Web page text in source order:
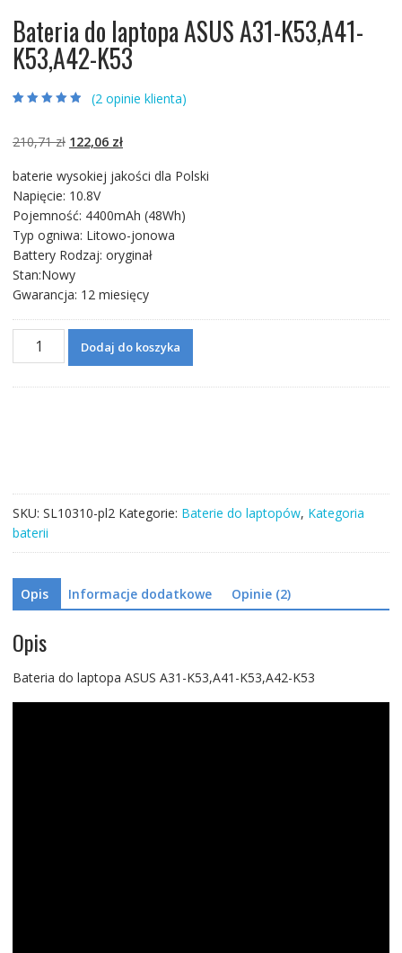
Bateria do laptopa ASUS A31-K53,A41-
K53,A42-K53
ocen klientów
(2opinie klienta)
210,71zł Pierwotna
wynosiła:
210,71 zł.
122,06 złAktualna
wynosi:
baterie wysokiej jakości dla Polski
Napięcie: 10.8V
Pojemność: 4400mAh (48Wh)
Typ ogniwa: Litowo-jonowa
Battery Rodzaj: oryginał
Stan:Nowy
Gwarancja: 12 miesięcy
Bateria
K53
Dodaj do koszyka
SKU: SL10310-pl2 Kategorie: Baterie do laptopów, Kategoria
baterii
Opis Informacje dodatkowe Opinie (2)
Opis
Bateria do laptopa ASUS A31-K53,A41-K53,A42-K53